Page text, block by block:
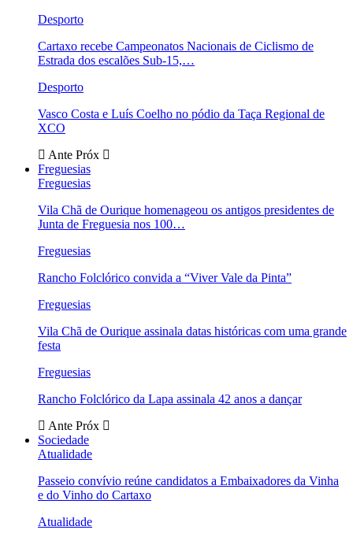
Desporto
Cartaxo recebe Campeonatos Nacionais de Ciclismo de
Estrada dos escalões Sub-15,…
Desporto
Vasco Costa e Luís Coelho no pódio da Taça Regional de
XCO
Ante Próx
Freguesias
Freguesias
Vila Chã de Ourique homenageou os antigos presidentes de
Junta de Freguesia nos 100…
Freguesias
Rancho Folclórico convida a “Viver Vale da Pinta”
Freguesias
Vila Chã de Ourique assinala datas históricas com uma grande
festa
Freguesias
Rancho Folclórico da Lapa assinala 42 anos a dançar
Ante Próx
Sociedade
Atualidade
Passeio convívio reúne candidatos a Embaixadores da Vinha
e do Vinho do Cartaxo
Atualidade